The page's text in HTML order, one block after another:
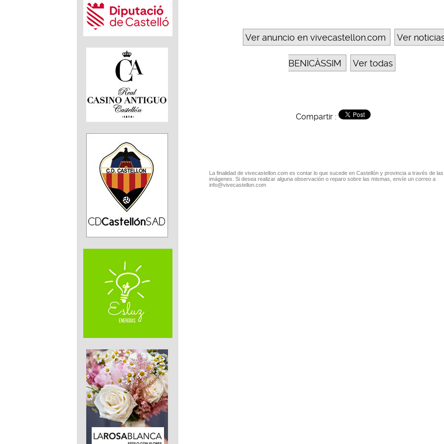
Ver anuncio en vivecastellon.com Ver
BENICÀSSIM Ver todas
Compartir :
La finalidad de vivecastellon.com es contar lo que sucede en Castellón y provincia a través de las
imágenes. Si desea realizar alguna observación o reparo sobre las mismas, envíe un correo a
info@vivecastellon.com